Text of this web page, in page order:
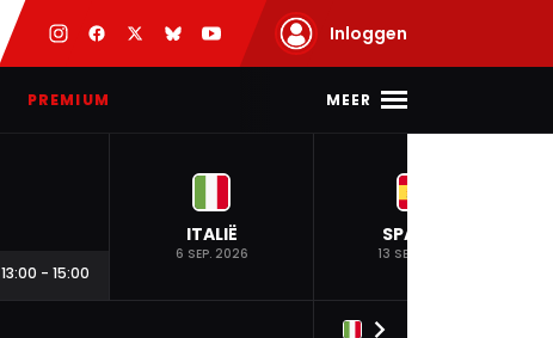
Inloggen
PREMIUM MEER
13:00 - 15:00
ITALIË
6 SEP. 2026
SPANJE
13 SEP. 2026